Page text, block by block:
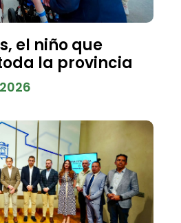
el niño que
la provincia